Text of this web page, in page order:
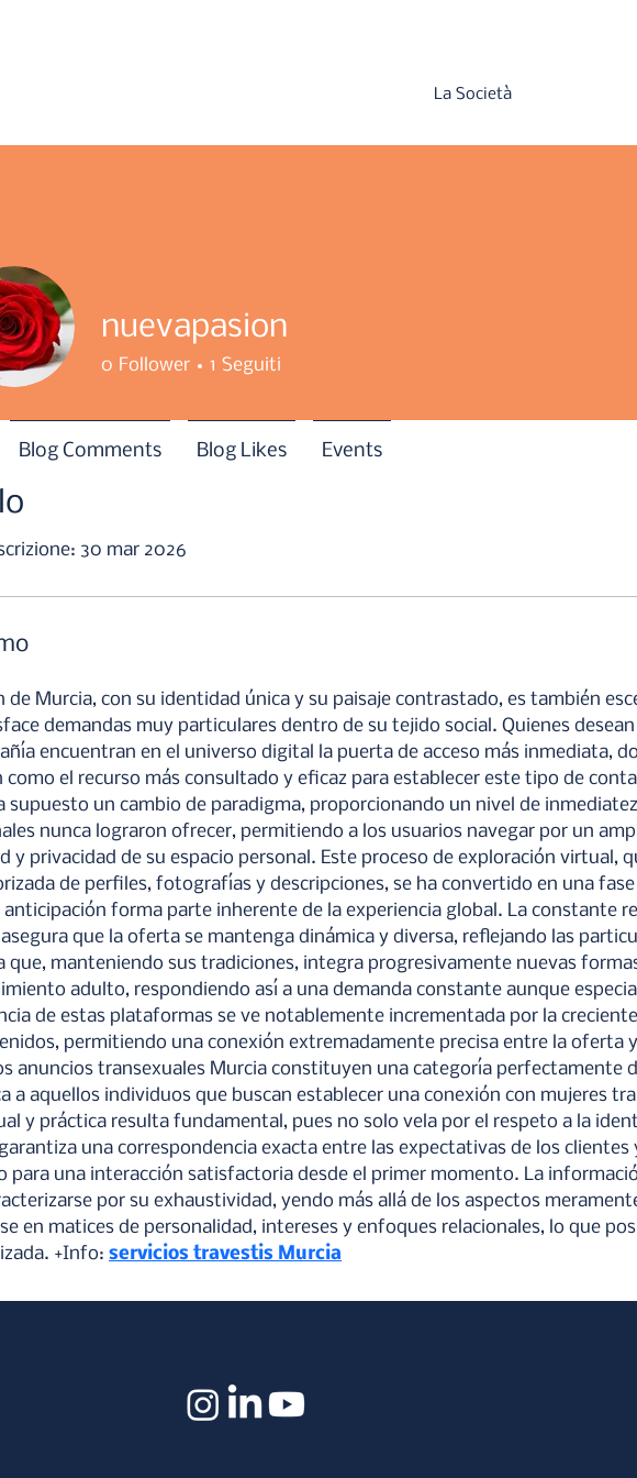
La Società
30 mar 2026
de Murcia, con su identidad única y su paisaje contrastado, es también
demandas muy particulares dentro de su tejido social. Quienes
encuentran en el universo digital la puerta de acceso más inmediata,
como el recurso más consultado y eficaz para establecer este tipo de
supuesto un cambio de paradigma, proporcionando un nivel de
nunca lograron ofrecer, permitiendo a los usuarios navegar por un
y privacidad de su espacio personal. Este proceso de exploración virtual,
de perfiles, fotografías y descripciones, se ha convertido en una
anticipación forma parte inherente de la experiencia global. La constante
que la oferta se mantenga dinámica y diversa, reflejando las
que, manteniendo sus tradiciones, integra progresivamente nuevas
adulto, respondiendo así a una demanda constante aunque
de estas plataformas se ve notablemente incrementada por la
permitiendo una conexión extremadamente precisa entre la oferta
anuncios transexuales Murcia constituyen una categoría perfectamente
a aquellos individuos que buscan establecer una conexión con mujeres
y práctica resulta fundamental, pues no solo vela por el respeto a la
una correspondencia exacta entre las expectativas de los
para una interacción satisfactoria desde el primer momento. La
por su exhaustividad, yendo más allá de los aspectos
en matices de personalidad, intereses y enfoques relacionales, lo que
+Info: servicios travestis Murcia
nuevapasion
0 Follower 1 Seguiti
Blog Comments Blog Likes Events